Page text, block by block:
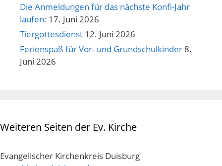
Die Anmeldungen für das nächste Konfi-Jahr
laufen: 17. Juni 2026
Tiergottesdienst 12. Juni 2026
Ferienspaß für Vor- und Grundschulkinder 8.
Juni 2026
Weiteren Seiten der Ev. Kirche
Evangelischer Kirchenkreis Duisburg